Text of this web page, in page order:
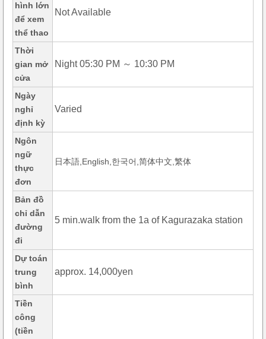
hình lớn
để xem
thể thao
Not Available
Thời
gian mở
cửa
Night 05:30 PM ～ 10:30 PM
Ngày
nghỉ
định kỳ
Varied
Ngôn
ngữ
thực
đơn
日本語,English,한국어,简体中文,繁体
Bản đồ
chỉ dẫn
đường
đi
5 min.walk from the 1a of Kagurazaka station
Dự toán
trung
bình
approx. 14,000yen
Tiền
công
(tiền